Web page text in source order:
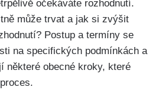
očekáváte rozhodnutí.
může trvat a jak si zvýšit
Postup a termíny se
na specifických podmínkách a
některé obecné kroky, které